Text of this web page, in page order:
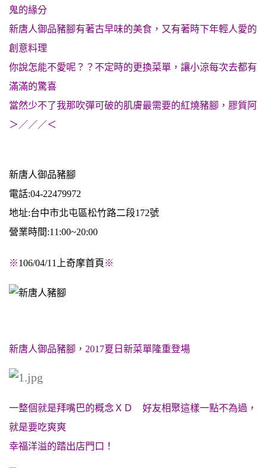
鬼的緣分
新唐人御品豬腳有著古早味的美食，又有著時下年輕人愛的
創意料理
你說怎能不愛呢？？不定時的更換菜單，讓小涼每次去都有
滿滿的驚喜
當然少不了我那吹彈可破的肌膚最需要的紅燒豬腳，膠質阿
＞／／／＜
新唐人御品豬腳
電話:04-22479972
地址:台中市北屯區松竹路二段172號
營業時間:11:00~20:00
※106/04/11上奇摩首頁 ※
新唐人御品豬腳，2017夏日新菜單隆重登場
一整個就是拜嘴巴的概念ＸＤ 好友相聚這樣一點不為過，
就是要吃爽爽
幸福洋溢的踏出店門口！